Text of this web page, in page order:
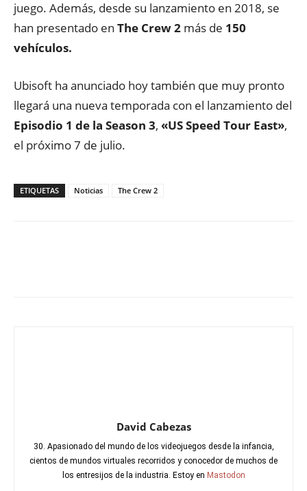
juego. Además, desde su lanzamiento en 2018, se
han presentado en The Crew2 más de 150
vehículos.
Ubisoft ha anunciado hoy también que muy pronto
llegará una nueva temporada con el lanzamiento del
Episodio 1 de la Season 3, «US Speed Tour East»,
el próximo 7 de julio.
ETIQUETAS Noticias The Crew 2
David Cabezas
30. Apasionado del mundo de los videojuegos desde la infancia,
cientos de mundos virtuales recorridos y conocedor de muchos de
los entresijos de la industria. Estoy en Mastodon